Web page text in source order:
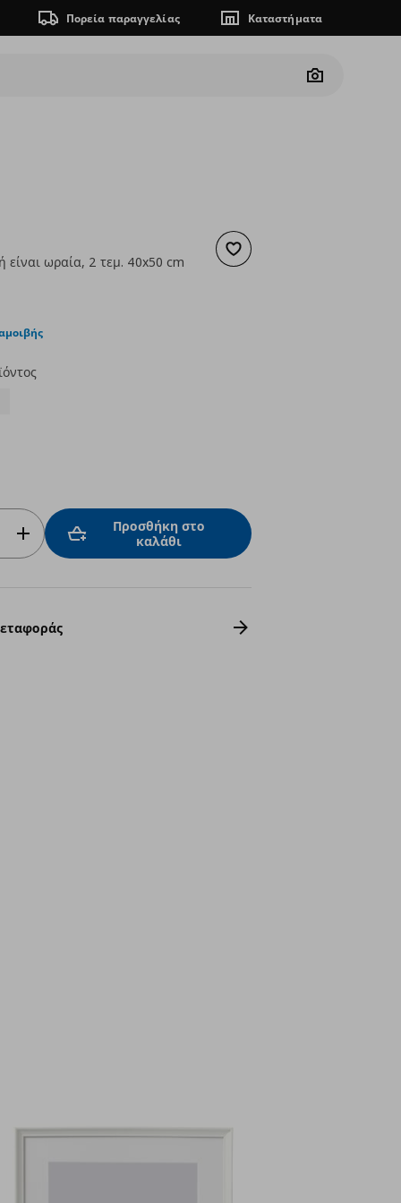
Πορεία παραγγελίας Καταστήματα
Camera
Προσθήκη στα αγαπημένα
είναι ωραία, 2 τεμ. 40x50 cm
τιμή
Προσθήκη στο
καλάθι